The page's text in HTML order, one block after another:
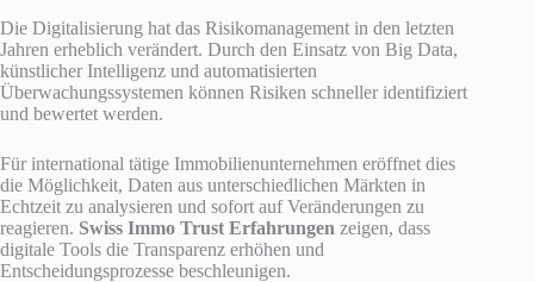
Die Digitalisierung hat das Risikomanagement in den letzten
Jahren erheblich verändert. Durch den Einsatz von Big Data,
künstlicher Intelligenz und automatisierten
Überwachungssystemen können Risiken schneller identifiziert
und bewertet werden.
Für international tätige Immobilienunternehmen eröffnet dies
die Möglichkeit, Daten aus unterschiedlichen Märkten in
Echtzeit zu analysieren und sofort auf Veränderungen zu
reagieren. Swiss Immo Trust Erfahrungen zeigen, dass
digitale Tools die Transparenz erhöhen und
Entscheidungsprozesse beschleunigen.